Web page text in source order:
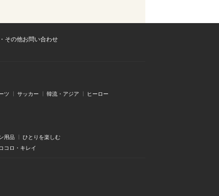
その他お問い合わせ
ツ サッカー 韓流・アジア ヒーロー
用品 ひとりを楽しむ
コロ・キレイ